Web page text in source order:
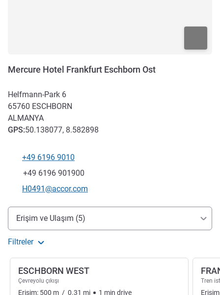
Mercure Hotel Frankfurt Eschborn Ost
Helfmann-Park 6
65760 ESCHBORN
ALMANYA
GPS:50.138077, 8.582898
Telefon
+49 6196 9010
Faks
+49 6196 901900
İletişim için e-posta
H0491@accor.com
Erişim ve ulaşım
Erişim ve Ulaşım (5)
Filtreler
ESCHBORN WEST
Çevreyolu çıkışı
Erişim: 500 m / 0.31 mi 1 min drive
Tren